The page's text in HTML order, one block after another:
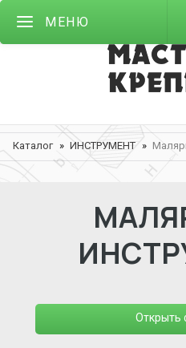
МЕНЮ
Каталог ИНСТРУМЕНТ
Открыть